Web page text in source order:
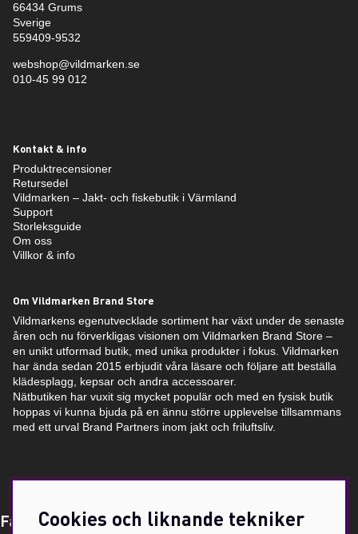
66434 Grums
Sverige
559409-9532
webshop@vildmarken.se
010-45 99 012
Kontakt & info
Produktrecensioner
Retursedel
Vildmarken – Jakt- och fiskebutik i Värmland
Support
Storleksguide
Om oss
Villkor & info
Om Vildmarken Brand Store
Vildmarkens egenutvecklade sortiment har växt under de senaste
åren och nu förverkligas visionen om Vildmarken Brand Store –
en unikt utformad butik, med unika produkter i fokus. Vildmarken
har ända sedan 2015 erbjudit våra läsare och följare att beställa
klädesplagg, kepsar och andra accessoarer.
Nätbutiken har vuxit sig mycket populär och med en fysisk butik
hoppas vi kunna bjuda på en ännu större upplevelse tillsammans
med ett urval Brand Partners inom jakt och friluftsliv.
Få Magasin Vildmarken direkt till din e-post!*
Cookies och liknande tekniker